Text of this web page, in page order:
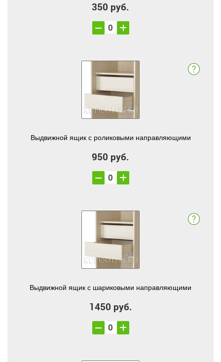
350 руб.
Выдвижной ящик с роликовыми направляющими
950 руб.
Выдвижной ящик с шариковыми направляющими
1450 руб.